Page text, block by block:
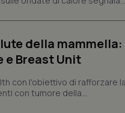
della mammella:
e Breast Unit
con l'obiettivo di rafforzare la
con tumore della...
generato in modo casuale come
sito e utilizzato per calcolare i
Cookie generato da applicazioni
linguaggio PHP. Si tratta di un
generico utilizzato per
generato in modo casuale, il
utilizzato può essere specifico